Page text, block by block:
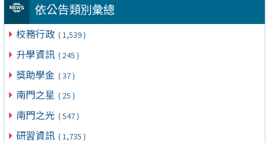
依公告類別彙總
校務行政 ( 1,539 )
升學資訊 ( 245 )
獎助學金 ( 37 )
南門之星 ( 25 )
南門之光 ( 547 )
研習資訊 ( 1,735 )